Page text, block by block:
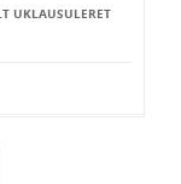
UKLAUSULERET